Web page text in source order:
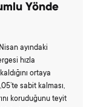
Yönde
ayındaki
hızla
ortaya
sabit kalması,
koruduğunu teyit